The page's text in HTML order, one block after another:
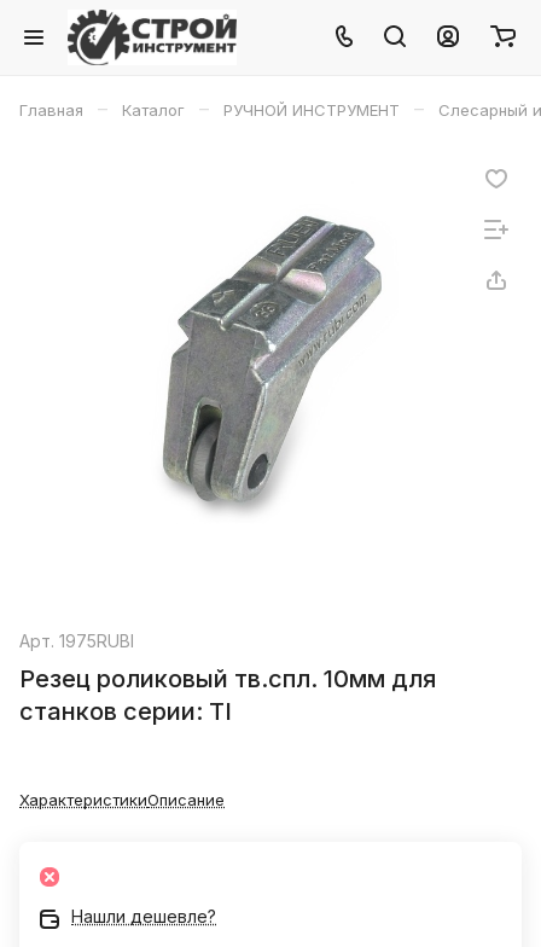
Главная – Каталог – РУЧНОЙ ИНСТРУМЕНТ – Слесарный
Арт. 1975RUBI
Резец роликовый тв.спл. 10мм для
станков серии: TI
ХарактеристикиОписание
Нашли дешевле?